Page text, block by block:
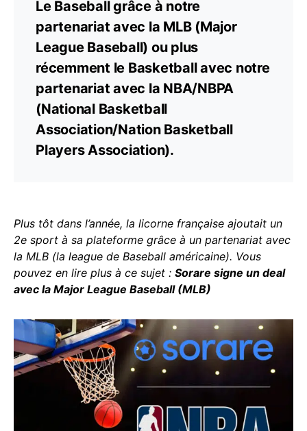
Le Baseball grâce à notre
partenariat avec la MLB (Major
League Baseball) ou plus
récemment le Basketball avec notre
partenariat avec la NBA/NBPA
(National Basketball
Association/Nation Basketball
Players Association).
Plus tôt dans l’année, la licorne française ajoutait un
2e sport à sa plateforme grâce à un partenariat avec
la MLB (la league de Baseball américaine). Vous
pouvez en lire plus à ce sujet : Sorare signe un deal
avec la Major League Baseball (MLB)